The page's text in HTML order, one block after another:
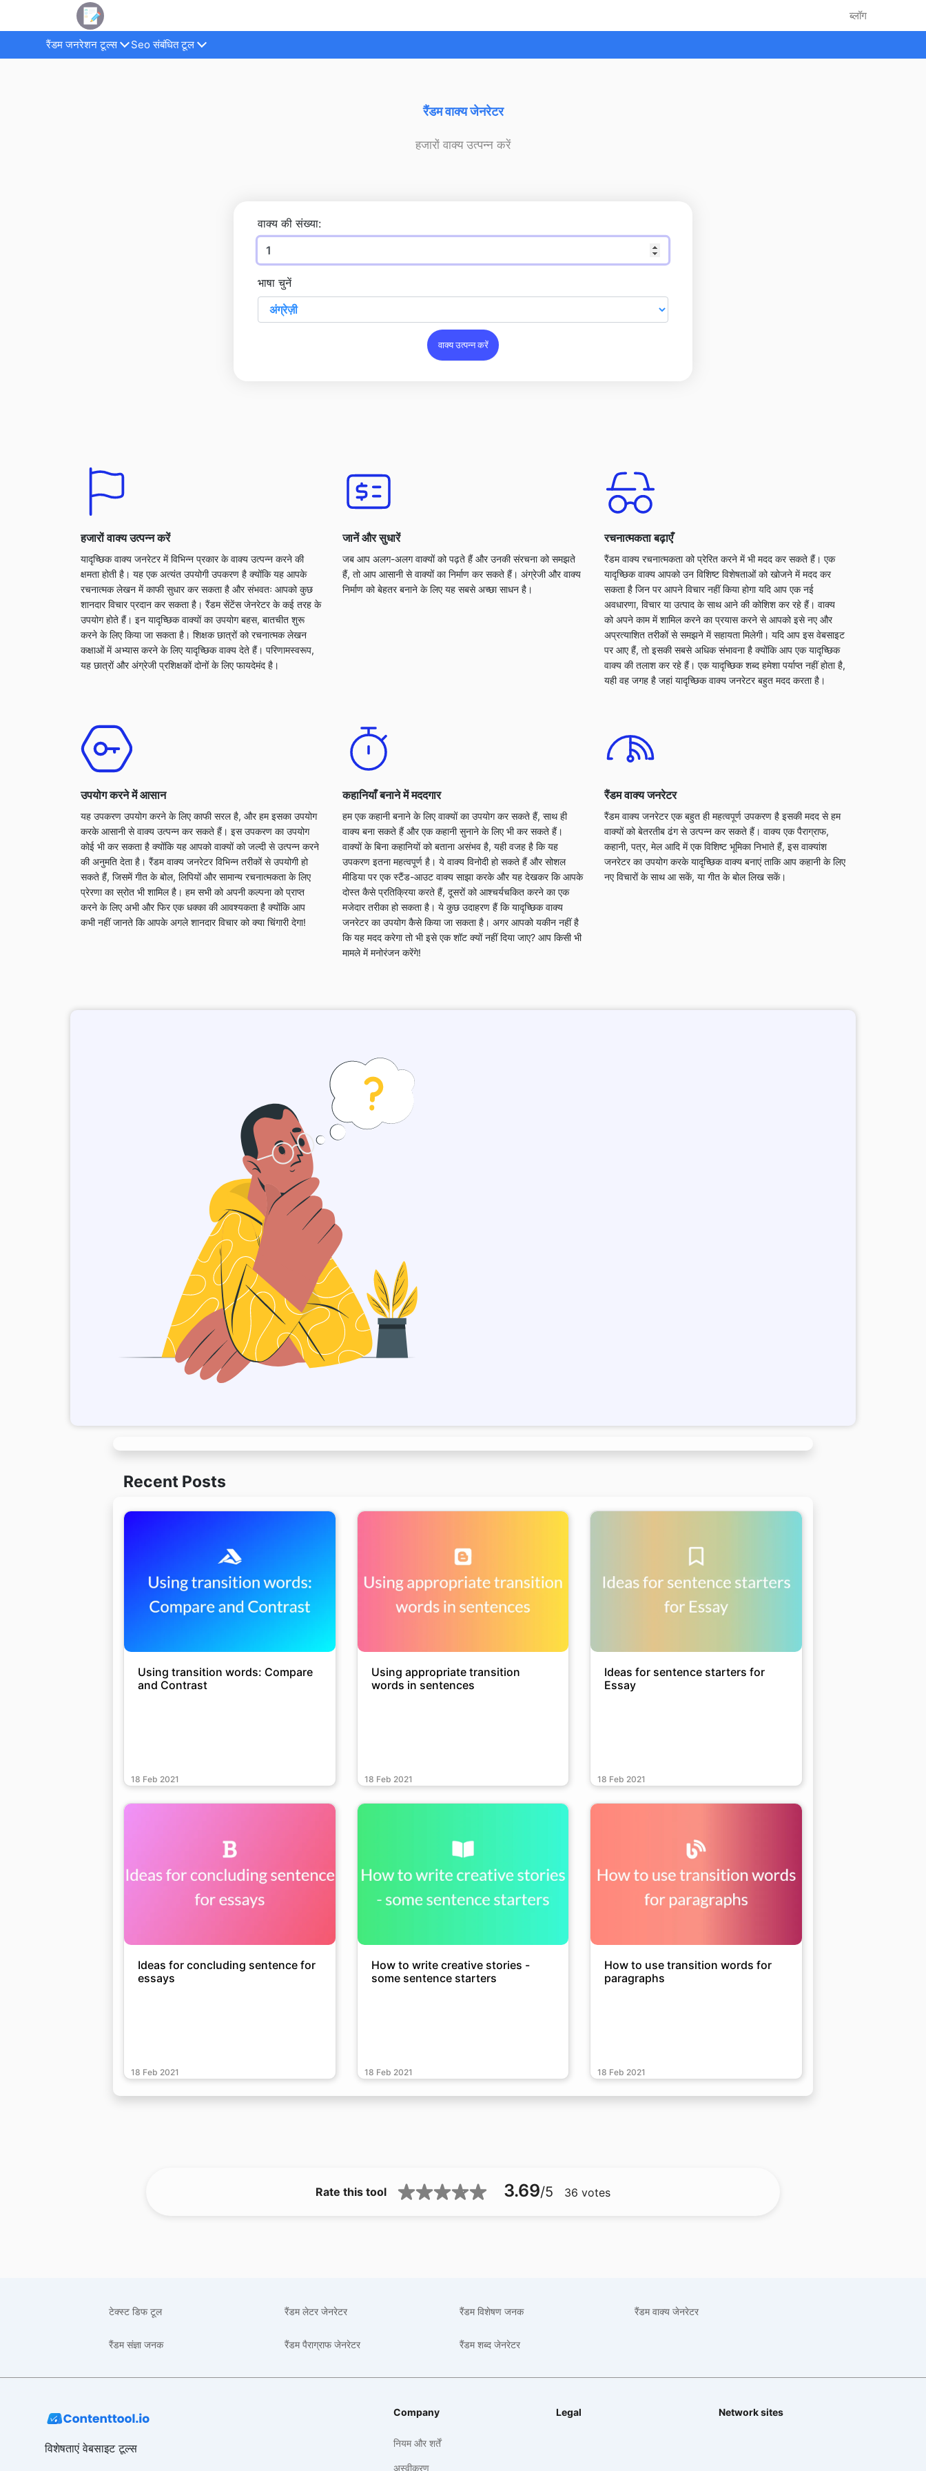
ब्लॉग
रैंडम जनरेशन टूल्स Seo संबंधित टूल
रैंडम वाक्य जेनरेटर
हजारों वाक्य उत्पन्न करें
वाक्य की संख्या:
भाषा चुनें
वाक्य उत्पन्न करें
हजारों वाक्य उत्पन्न करें
यादृच्छिक वाक्य जनरेटर में विभिन्न प्रकार के वाक्य उत्पन्न करने की
क्षमता होती है। यह एक अत्यंत उपयोगी उपकरण है क्योंकि यह आपके
रचनात्मक लेखन में काफी सुधार कर सकता है और संभवतः आपको कुछ
शानदार विचार प्रदान कर सकता है। रैंडम सेंटेंस जेनरेटर के कई तरह के
उपयोग होते हैं। इन यादृच्छिक वाक्यों का उपयोग बहस, बातचीत शुरू
करने के लिए किया जा सकता है। शिक्षक छात्रों को रचनात्मक लेखन
कक्षाओं में अभ्यास करने के लिए यादृच्छिक वाक्य देते हैं। परिणामस्वरूप,
यह छात्रों और अंग्रेजी प्रशिक्षकों दोनों के लिए फायदेमंद है।
जानें और सुधारें
जब आप अलग-अलग वाक्यों को पढ़ते हैं और उनकी संरचना को समझते
हैं, तो आप आसानी से वाक्यों का निर्माण कर सकते हैं। अंग्रेजी और वाक्य
निर्माण को बेहतर बनाने के लिए यह सबसे अच्छा साधन है।
रचनात्मकता बढ़ाएँ
रैंडम वाक्य रचनात्मकता को प्रेरित करने में भी मदद कर सकते हैं। एक
यादृच्छिक वाक्य आपको उन विशिष्ट विशेषताओं को खोजने में मदद कर
सकता है जिन पर आपने विचार नहीं किया होगा यदि आप एक नई
अवधारणा, विचार या उत्पाद के साथ आने की कोशिश कर रहे हैं। वाक्य
को अपने काम में शामिल करने का प्रयास करने से आपको इसे नए और
अप्रत्याशित तरीकों से समझने में सहायता मिलेगी। यदि आप इस वेबसाइट
पर आए हैं, तो इसकी सबसे अधिक संभावना है क्योंकि आप एक यादृच्छिक
वाक्य की तलाश कर रहे हैं। एक यादृच्छिक शब्द हमेशा पर्याप्त नहीं होता है,
यही वह जगह है जहां यादृच्छिक वाक्य जनरेटर बहुत मदद करता है।
उपयोग करने में आसान
यह उपकरण उपयोग करने के लिए काफी सरल है, और हम इसका उपयोग
करके आसानी से वाक्य उत्पन्न कर सकते हैं। इस उपकरण का उपयोग
कोई भी कर सकता है क्योंकि यह आपको वाक्यों को जल्दी से उत्पन्न करने
की अनुमति देता है। रैंडम वाक्य जनरेटर विभिन्न तरीकों से उपयोगी हो
सकते हैं, जिसमें गीत के बोल, लिपियों और सामान्य रचनात्मकता के लिए
प्रेरणा का स्रोत भी शामिल है। हम सभी को अपनी कल्पना को प्राप्त
करने के लिए अभी और फिर एक धक्का की आवश्यकता है क्योंकि आप
कभी नहीं जानते कि आपके अगले शानदार विचार को क्या चिंगारी देगा!
कहानियाँ बनाने में मददगार
हम एक कहानी बनाने के लिए वाक्यों का उपयोग कर सकते हैं, साथ ही
वाक्य बना सकते हैं और एक कहानी सुनाने के लिए भी कर सकते हैं।
वाक्यों के बिना कहानियों को बताना असंभव है, यही वजह है कि यह
उपकरण इतना महत्वपूर्ण है। ये वाक्य विनोदी हो सकते हैं और सोशल
मीडिया पर एक स्टैंड-आउट वाक्य साझा करके और यह देखकर कि आपके
दोस्त कैसे प्रतिक्रिया करते हैं, दूसरों को आश्चर्यचकित करने का एक
मजेदार तरीका हो सकता है। ये कुछ उदाहरण हैं कि यादृच्छिक वाक्य
जनरेटर का उपयोग कैसे किया जा सकता है। अगर आपको यकीन नहीं है
कि यह मदद करेगा तो भी इसे एक शॉट क्यों नहीं दिया जाए? आप किसी भी
मामले में मनोरंजन करेंगे!
रैंडम वाक्य जनरेटर
रैंडम वाक्य जनरेटर एक बहुत ही महत्वपूर्ण उपकरण है इसकी मदद से हम
वाक्यों को बेतरतीब ढंग से उत्पन्न कर सकते हैं। वाक्य एक पैराग्राफ,
कहानी, पत्र, मेल आदि में एक विशिष्ट भूमिका निभाते हैं, इस वाक्यांश
जनरेटर का उपयोग करके यादृच्छिक वाक्य बनाएं ताकि आप कहानी के लिए
नए विचारों के साथ आ सकें, या गीत के बोल लिख सकें।
Recent Posts
Using transition words: Compare
and Contrast
18 Feb 2021
Using appropriate transition
words in sentences
18 Feb 2021
Ideas for sentence starters for
Essay
18 Feb 2021
Ideas for concluding sentence for
essays
18 Feb 2021
How to write creative stories -
some sentence starters
18 Feb 2021
How to use transition words for
paragraphs
18 Feb 2021
Rate this tool 3.69/5 36 votes
टेक्स्ट डिफ टूल रैंडम लेटर जेनरेटर रैंडम विशेषण जनक रैंडम वाक्य जेनरेटर
रैंडम संज्ञा जनक रैंडम पैराग्राफ जेनरेटर रैंडम शब्द जेनरेटर
विशेषताएं वेबसाइट टूल्स
Company
नियम और शर्तें
अस्वीकरण
Legal Network sites